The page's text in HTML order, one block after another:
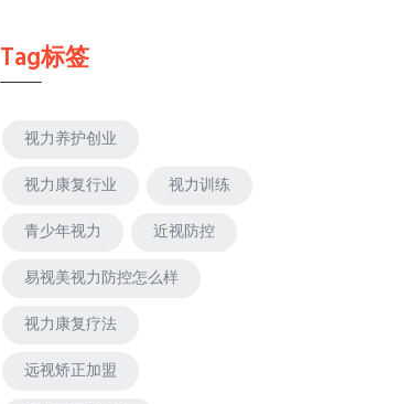
Tag标签
视力养护创业
视力康复行业
视力训练
青少年视力
近视防控
易视美视力防控怎么样
视力康复疗法
远视矫正加盟